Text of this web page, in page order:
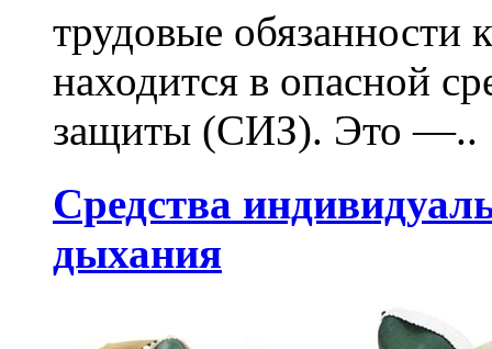
трудовые
находится в опасной
защиты (СИЗ). Это —..
Средства
дыхания